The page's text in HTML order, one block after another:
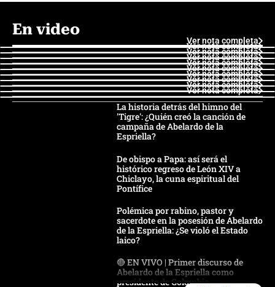
En video
Ver nota completa
Ver nota completa
Ver nota completa
Ver nota completa
Ver nota completa
Ver nota completa
Ver nota completa
Ver nota completa
Ver nota completa
Ver nota completa
La historia detrás del himno del
'Tigre': ¿Quién creó la canción de
campaña de Abelardo de la
Espriella?
De obispo a Papa: así será el
histórico regreso de León XIV a
Chiclayo, la cuna espiritual del
Pontífice
Polémica por rabino, pastor y
sacerdote en la posesión de Abelardo
de la Espriella: ¿Se violó el Estado
laico?
🔴 EN VIVO | Primer discurso de
Abelardo de la Espriella como
presidente de Colombia